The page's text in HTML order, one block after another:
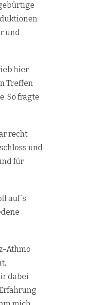
und
hier
Treffen
So fragte
recht
und
für
auf´s
Athmo
dabei